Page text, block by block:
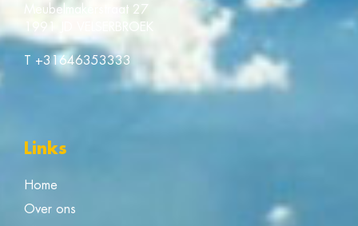
Meubelmakerstraat 27
1991 JD VELSERBROEK
T +31646353333
Links
Home
Over ons